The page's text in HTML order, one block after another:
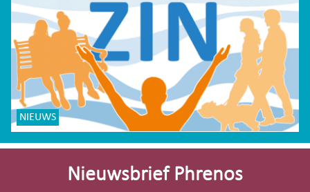
NIEUWS
Site-
Nieuwsbrief Phrenos